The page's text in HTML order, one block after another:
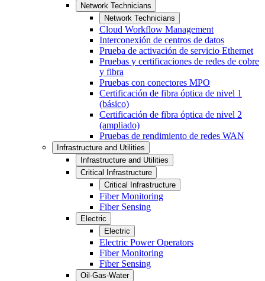
Network Technicians
Network Technicians
Cloud Workflow Management
Interconexión de centros de datos
Prueba de activación de servicio Ethernet
Pruebas y certificaciones de redes de cobre
y fibra
Pruebas con conectores MPO
Certificación de fibra óptica de nivel 1
(básico)
Certificación de fibra óptica de nivel 2
(ampliado)
Pruebas de rendimiento de redes WAN
Infrastructure and Utilities
Infrastructure and Utilities
Critical Infrastructure
Critical Infrastructure
Fiber Monitoring
Fiber Sensing
Electric
Electric
Electric Power Operators
Fiber Monitoring
Fiber Sensing
Oil-Gas-Water